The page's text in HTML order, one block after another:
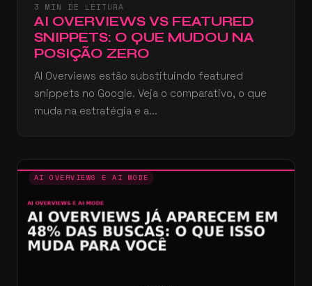
3 MIN DE LEITURA
AI OVERVIEWS VS FEATURED
SNIPPETS: O QUE MUDOU NA
POSIÇÃO ZERO
AI Overviews estão substituindo featured
snippets no Google. Veja o comparativo, o que
muda na estratégia e a...
AI OVERVIEWS E AI MODE